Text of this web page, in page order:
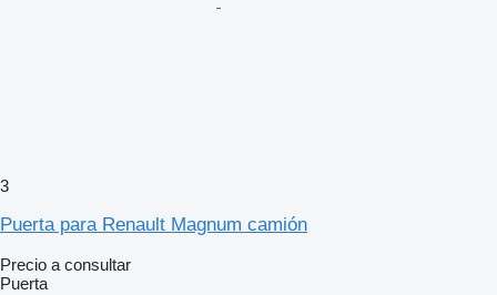
3
Puerta para Renault Magnum camión
Precio a consultar
Puerta